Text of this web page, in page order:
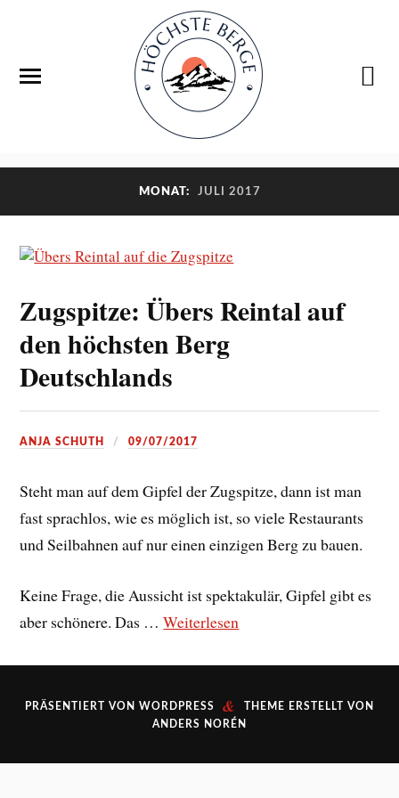
MONAT: JULI 2017
Zugspitze: Übers Reintal auf
den höchsten Berg
Deutschlands
ANJA SCHUTH 09/07/2017
Steht man auf dem Gipfel der Zugspitze, dann ist man
fast sprachlos, wie es möglich ist, so viele Restaurants
und Seilbahnen auf nur einen einzigen Berg zu bauen.
Keine Frage, die Aussicht ist spektakulär, Gipfel gibt es
aber schönere. Das …Weiterlesen
PRÄSENTIERT VON WORDPRESS &
THEME ERSTELLT VON
ANDERS NORÉN